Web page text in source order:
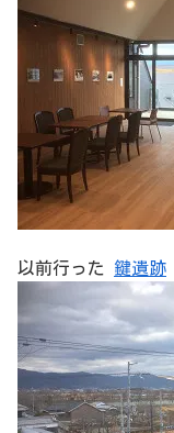
以前行った 鍵遺跡